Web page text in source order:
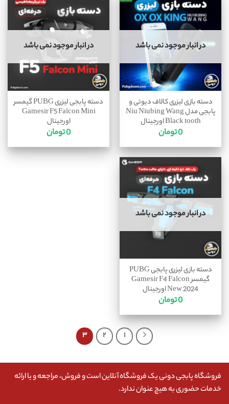
در انبار موجود نمی باشد
دسته بازی لیزری کالاف دیوتی و
پابجی مدل Niu Niubing Wang
Black tooth اورجینال
0تومان
در انبار موجود نمی باشد
دسته پابجی لیزری PUBG گیمسر
Gamesir F5 Falcon Mini
اورجینال
0تومان
در انبار موجود نمی باشد
دسته بازی لیزری پابجی PUBG
گیمسر Gamesir F4 Falcon
New 2024 اورجینال
0تومان
۱ ۲ ۳
فروشگاه پابجی دونی یک فروشگاه آنلاین است و فروش، مراجعه و یا ارائه
خدمات حضوری به هیچ عنوان ندارد.